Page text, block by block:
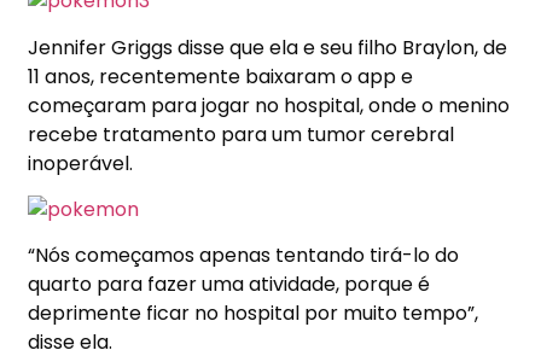
Jennifer Griggs disse que ela e seu filho Braylon, de
11 anos, recentemente baixaram o app e
começaram para jogar no hospital, onde o menino
recebe tratamento para um tumor cerebral
inoperável.
“Nós começamos apenas tentando tirá-lo do
quarto para fazer uma atividade, porque é
deprimente ficar no hospital por muito tempo”,
disse ela.